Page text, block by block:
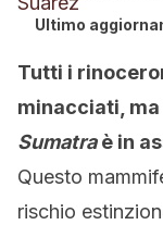
Ultimo
Tutti i
minacciati,
Sumatraè in
Questo
rischio